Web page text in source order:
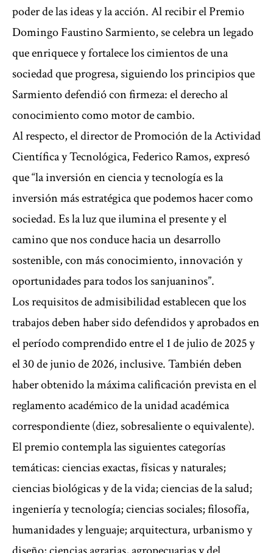
poder de las ideas y la acción. Al recibir el Premio
Domingo Faustino Sarmiento, se celebra un legado
que enriquece y fortalece los cimientos de una
sociedad que progresa, siguiendo los principios que
Sarmiento defendió con firmeza: el derecho al
conocimiento como motor de cambio.
Al respecto, el director de Promoción de la Actividad
Científica y Tecnológica, Federico Ramos, expresó
que “la inversión en ciencia y tecnología es la
inversión más estratégica que podemos hacer como
sociedad. Es la luz que ilumina el presente y el
camino que nos conduce hacia un desarrollo
sostenible, con más conocimiento, innovación y
oportunidades para todos los sanjuaninos”.
Los requisitos de admisibilidad establecen que los
trabajos deben haber sido defendidos y aprobados en
el período comprendido entre el 1 de julio de 2025 y
el 30 de junio de 2026, inclusive. También deben
haber obtenido la máxima calificación prevista en el
reglamento académico de la unidad académica
correspondiente (diez, sobresaliente o equivalente).
El premio contempla las siguientes categorías
temáticas: ciencias exactas, físicas y naturales;
ciencias biológicas y de la vida; ciencias de la salud;
ingeniería y tecnología; ciencias sociales; filosofía,
humanidades y lenguaje; arquitectura, urbanismo y